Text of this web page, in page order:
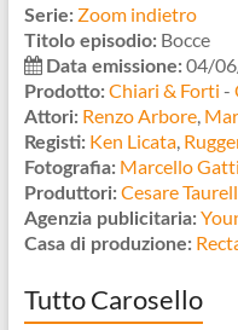
Serie: Zoom indietro
Titolo episodio: Bocce
Data emissione: 04/
Prodotto: Chiari & Forti -
Attori: Renzo Arbore,
Registi: Ken Licata,
Fotografia: Marcello Gatti
Produttori: Cesare
Agenzia publicitaria:
Casa di produzione:
Tutto Carosello